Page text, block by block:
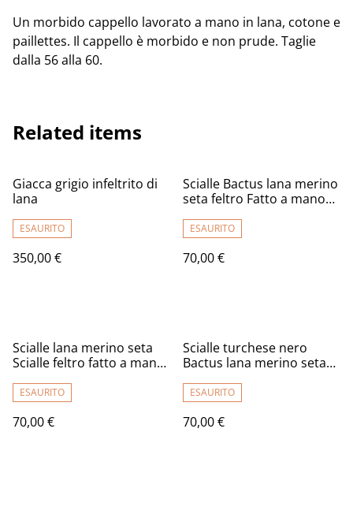
Un morbido cappello lavorato a mano in lana, cotone e
paillettes. Il cappello è morbido e non prude. Taglie
dalla 56 alla 60.
Related items
Giacca grigio infeltrito di
lana
ESAURITO
350,00 €
Scialle Bactus lana merino
seta feltro Fatto a mano
Sciarpa Borgogna donna
Scialle Regalo unico
ESAURITO
70,00 €
Scialle lana merino seta
Scialle feltro fatto a mano
infeltrimento blu donna
Regalo unico per donne
grunge boho style
ESAURITO
70,00 €
Scialle turchese nero
Bactus lana merino seta
Sciarpa infeltrito
infeltrimento fiori donna
Scialle Regalo unico
ESAURITO
70,00 €